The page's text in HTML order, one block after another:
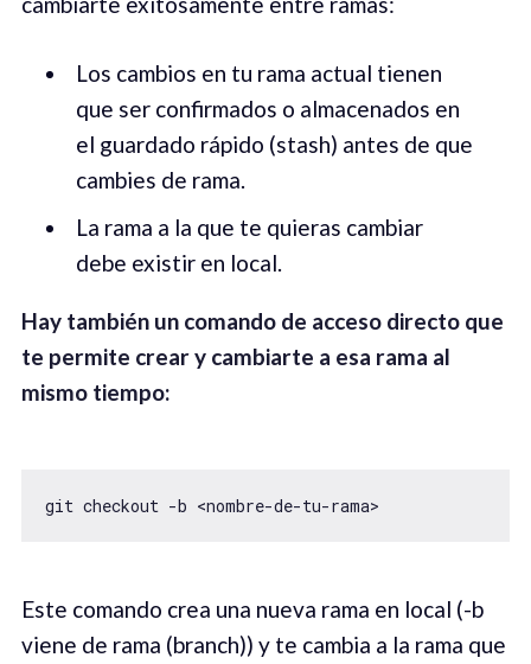
Los cambios en tu rama actual tienen
que ser confirmados o almacenados en
el guardado rápido (stash) antes de que
cambies de rama.
La rama a la que te quieras cambiar
debe existir en local.
Hay también un comando de acceso directo que
te permite crear y cambiarte a esa rama al
mismo tiempo:
git checkout -b <nombre-de-tu-rama>
Este comando crea una nueva rama en local (-b
viene de rama (branch)) y te cambia a la rama que